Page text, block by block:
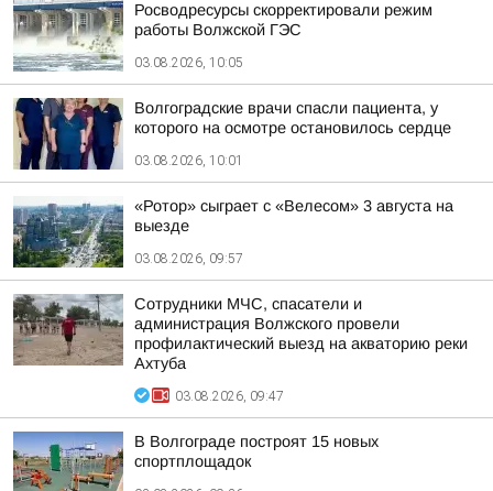
Росводресурсы скорректировали режим
работы Волжской ГЭС
03.08.2026, 10:05
Волгоградские врачи спасли пациента, у
которого на осмотре остановилось сердце
03.08.2026, 10:01
«Ротор» сыграет с «Велесом» 3 августа на
выезде
03.08.2026, 09:57
Сотрудники МЧС, спасатели и
администрация Волжского провели
профилактический выезд на акваторию реки
Ахтуба
03.08.2026, 09:47
В Волгограде построят 15 новых
спортплощадок